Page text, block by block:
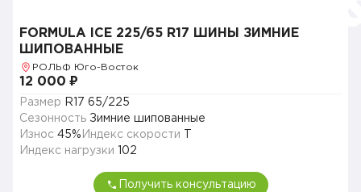
FORMULA ICE 225/65 R17 ШИНЫ ЗИМНИЕ
ШИПОВАННЫЕ
РОЛЬФ Юго-Восток
12 000 ₽
Размер
R17 65/225
Сезонность Зимние шипованные
Износ 45% Индекс скорости
Индекс нагрузки
102
Получить консультацию